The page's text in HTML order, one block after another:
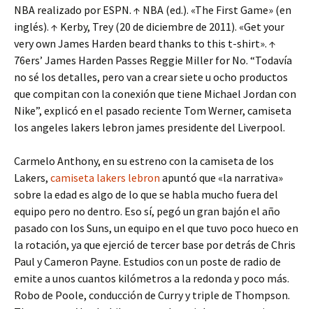
NBA realizado por ESPN. ↑ NBA (ed.). «The First Game» (en
inglés). ↑ Kerby, Trey (20 de diciembre de 2011). «Get your
very own James Harden beard thanks to this t-shirt». ↑
76ers’ James Harden Passes Reggie Miller for No. “Todavía
no sé los detalles, pero van a crear siete u ocho productos
que compitan con la conexión que tiene Michael Jordan con
Nike”, explicó en el pasado reciente Tom Werner, camiseta
los angeles lakers lebron james presidente del Liverpool.
Carmelo Anthony, en su estreno con la camiseta de los
Lakers, camiseta lakers lebron apuntó que «la narrativa»
sobre la edad es algo de lo que se habla mucho fuera del
equipo pero no dentro. Eso sí, pegó un gran bajón el año
pasado con los Suns, un equipo en el que tuvo poco hueco en
la rotación, ya que ejerció de tercer base por detrás de Chris
Paul y Cameron Payne. Estudios con un poste de radio de
emite a unos cuantos kilómetros a la redonda y poco más.
Robo de Poole, conducción de Curry y triple de Thompson.